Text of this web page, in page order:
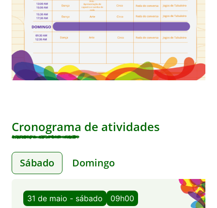
Cronograma de atividades
Sábado Domingo
31 de maio - sábado 09h00